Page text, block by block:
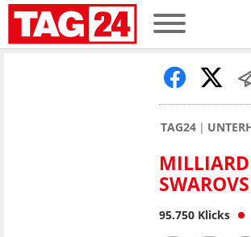
TAG24
95.750 Klicks